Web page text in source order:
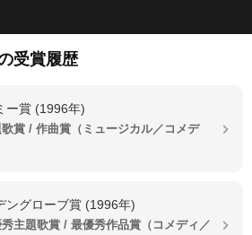
受賞履歴
ー賞 (1996年)
賞 / 作曲賞（ミュージカル／コメデ
ングローブ賞 (1996年)
主題歌賞 / 最優秀作品賞（コメディ／